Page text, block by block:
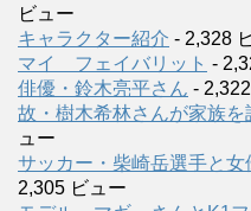
ビュー
キャラクター紹介 - 2,328
マイ フェイバリット -
俳優・鈴木亮平さん -
故・樹木希林さんが家族
ュー
サッカー・柴崎岳選手と
2,305 ビュー